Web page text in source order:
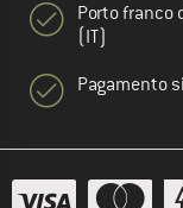
Porto franco
(IT)
Pagamento